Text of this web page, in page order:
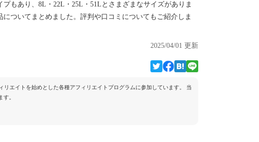
もあり、8L・22L・25L・51Lとさまざまなサイズがありま
ついてまとめました。評判や口コミについてもご紹介しま
2025/04/01 更新
リエイトを始めとした各種アフィリエイトプログラムに参加しています。 当
。